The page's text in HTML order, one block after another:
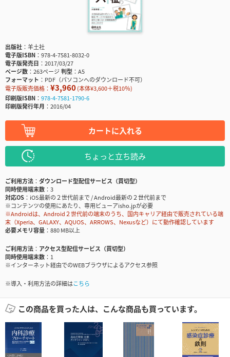
出版社
羊土社
電子版ISBN
978-4-7581-8032-0
電子版発売日
2017/03/27
ページ数
263ページ判型
A5
フォーマット
PDF（パソコンへのダウンロード不可）
電子版販売価格： ¥3,960(本体¥3,600＋税10％)
印刷版ISBN
978-4-7581-1790-6
印刷版発行年月
2016/04
カートに入れる
ちょっと立ち読み
ご利用方法
ダウンロード型配信サービス（買切型）
同時使用端末数
3
対応OS
iOS最新の２世代前まで / Android最新の２世代前まで
※コンテンツの使用にあたり、専用ビューアisho.jpが必要
※Androidは、Android２世代前の端末のうち、国内キャリア経由で販売されている端
末（Xperia、GALAXY、AQUOS、ARROWS、Nexusなど）にて動作確認しています
必要メモリ容量
880 MB以上
ご利用方法
アクセス型配信サービス（買切型）
同時使用端末数
1
※インターネット経由でのWEBブラウザによるアクセス参照
※導入・利用方法の詳細はこちら
この商品を買った人は、こんな商品も買っています。